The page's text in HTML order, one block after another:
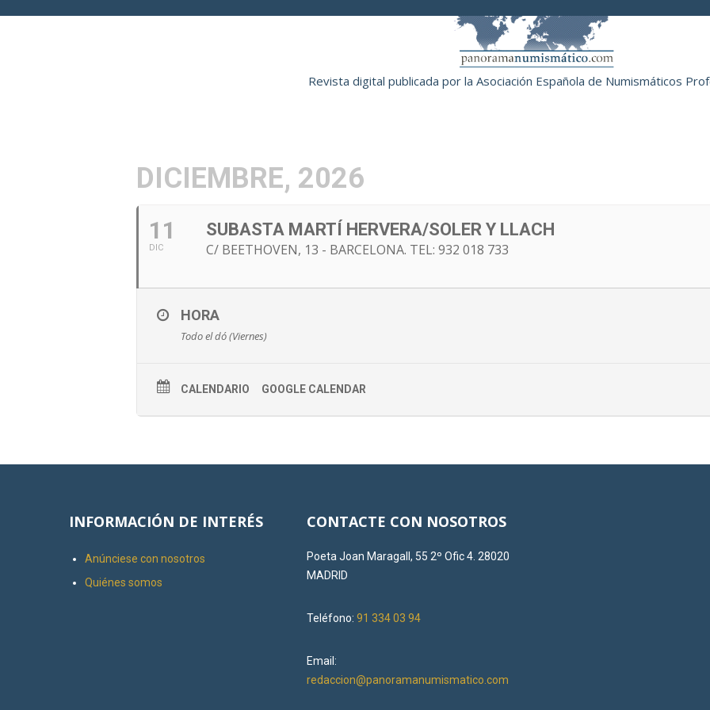
Revista digital publicada por la Asociación Española de Numismáticos
DICIEMBRE, 2026
11
DIC
SUBASTA MARTÍ HERVERA/SOLER Y LLACH
C/ BEETHOVEN, 13 - BARCELONA. TEL: 932 018 733
HORA
Todo el dó (Viernes)
CALENDARIO GOOGLE CALENDAR
INFORMACIÓN DE INTERÉS
Anúnciese con nosotros
Quiénes somos
CONTACTE CON NOSOTROS
Poeta Joan Maragall, 55 2º Ofic 4. 28020
MADRID
Teléfono: 91 334 03 94
Email:
redaccion@panoramanumismatico.com